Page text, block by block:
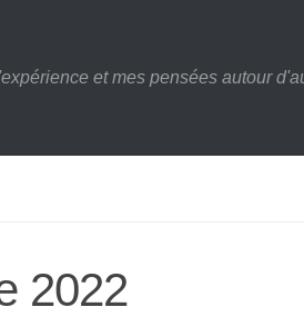
et mes pensées autour
2022